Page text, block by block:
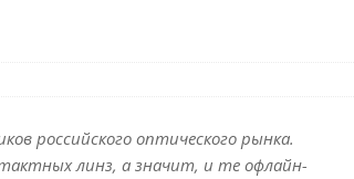
российского оптического рынка.
линз, а значит, и те офлайн-